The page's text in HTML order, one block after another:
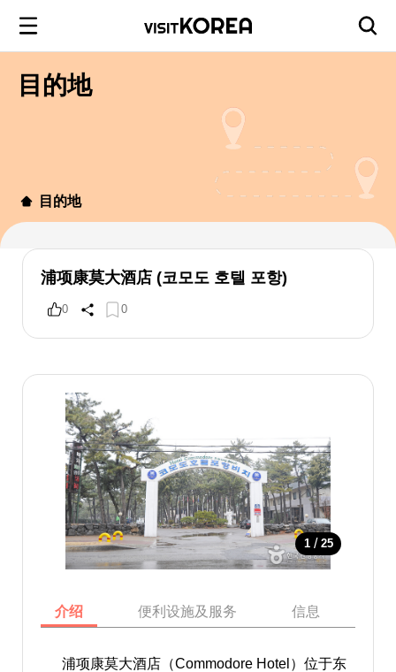
目的地
目的地
浦项康莫大酒店 (코모도 호텔 포항)
0 0
1 / 25
介绍 便利设施及服务 信息
浦项康莫大酒店（Commodore Hotel）位于东